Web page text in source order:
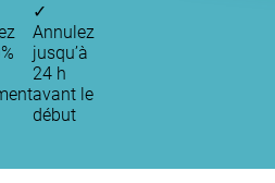
✓
Annulez
jusqu’à
24 h
avant le
début